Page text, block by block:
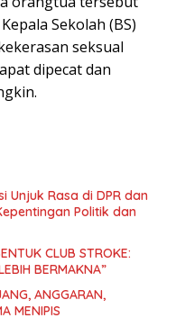
Sekolah (BS)
seksual
dipecat dan
Unjuk Rasa di DPR dan
Politik dan
CLUB STROKE:
BERMAKNA”
ANGGARAN,
MENIPIS